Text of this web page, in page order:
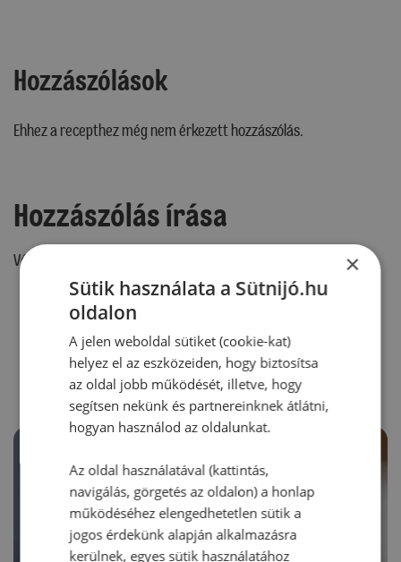
Hozzászólások
Ehhez a recepthez még nem érkezett hozzászólás.
Hozzászólás írása
Vélemény írásához, kérjük,
RECEPTAJÁNLÓ
×
Sütik használata a Sütnijó.hu
oldalon
A jelen weboldal sütiket (cookie-kat)
helyez el az eszközeiden, hogy biztosítsa
az oldal jobb működését, illetve, hogy
segítsen nekünk és partnereinknek átlátni,
hogyan használod az oldalunkat.
Az oldal használatával (kattintás,
navigálás, görgetés az oldalon) a honlap
működéséhez elengedhetetlen sütik a
jogos érdekünk alapján alkalmazásra
kerülnek, egyes sütik használatához